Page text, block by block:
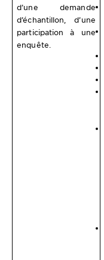
d’une demande
d’échantillon, d’une
participation à une
enquête.